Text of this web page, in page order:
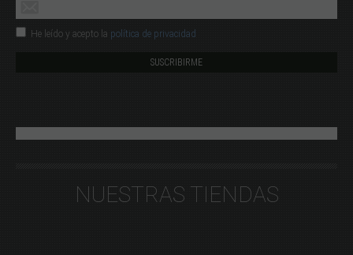
He leído y acepto la política de privacidad
NUESTRAS TIENDAS